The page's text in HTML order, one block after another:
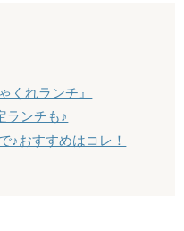
くれランチ』
ランチも♪
♪おすすめはコレ！